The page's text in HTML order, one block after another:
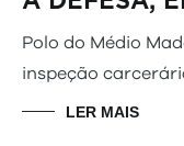
Polo do Médio
inspeção
LER MAIS